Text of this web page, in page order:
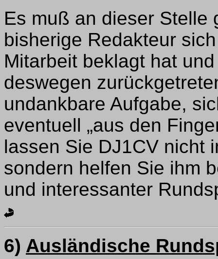
Es muß an dieser Stelle
bisherige Redakteur
Mitarbeit beklagt hat
deswegen
undankbare Aufgabe,
eventuell „aus den
lassen Sie DJ1CV nicht
sondern helfen Sie ihm
und interessanter
6) Ausländische